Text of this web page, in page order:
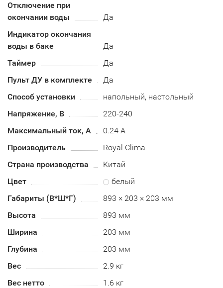
Отключение при
окончании воды
Да
Индикатор окончания
воды в баке
Да
Таймер
Да
Пульт ДУ в комплекте
Да
Способ установки
напольный, настольный
Напряжение, В
220-240
Максимальный ток, А
0.24 А
Производитель
Royal Clima
Страна производства
Китай
Цвет
белый
Габариты (В*Ш*Г)
893 × 203 × 203 мм
Высота
893 мм
Ширина
203 мм
Глубина
203 мм
Вес
2.9 кг
Вес нетто
1.6 кг